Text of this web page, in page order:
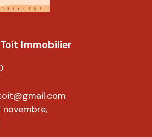
Immobilier
novembre,